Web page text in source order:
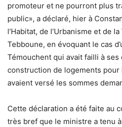
promoteur et ne pourront plus
public», a déclaré, hier à
l’Habitat, de l’Urbanisme et de
Tebboune, en évoquant le cas
Témouchent qui avait failli à ses
construction de logements
avaient versé les sommes
Cette déclaration a été faite au
très bref que le ministre a tenu